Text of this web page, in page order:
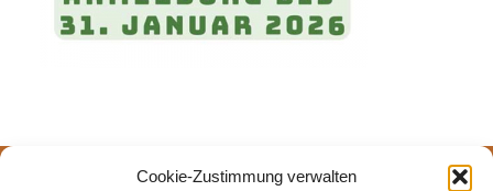
Cookie-Zustimmung verwalten
© Weingut Thomas Steigelmann